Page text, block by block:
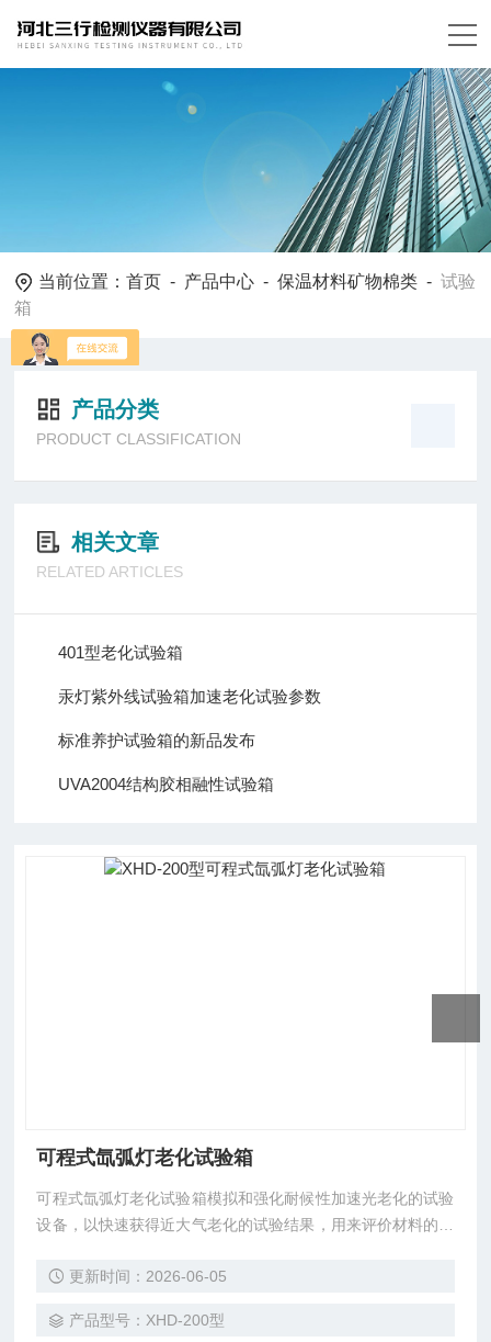
当前位置：首页 - 产品中心 -保温材料矿物棉类 -试验
箱
产品分类
PRODUCT CLASSIFICATION
相关文章
RELATED ARTICLES
401型老化试验箱
汞灯紫外线试验箱加速老化试验参数
标准养护试验箱的新品发布
UVA2004结构胶相融性试验箱
可程式氙弧灯老化试验箱
可程式氙弧灯老化试验箱模拟和强化耐候性加速光老化的试验
设备，以快速获得近大气老化的试验结果，用来评价材料的耐
要手段，也是产品质量检验的一项重要内容应用材料如涂料、
试验。 造成材料老化的主要因素是阳光和潮湿。耐候试验箱
更新时间：2026-06-05
产品型号：XHD-200型